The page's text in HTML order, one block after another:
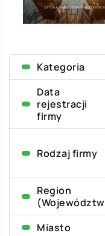
Kategoria
Data
rejestracji
firmy
Rodzaj firmy
Region
Miasto